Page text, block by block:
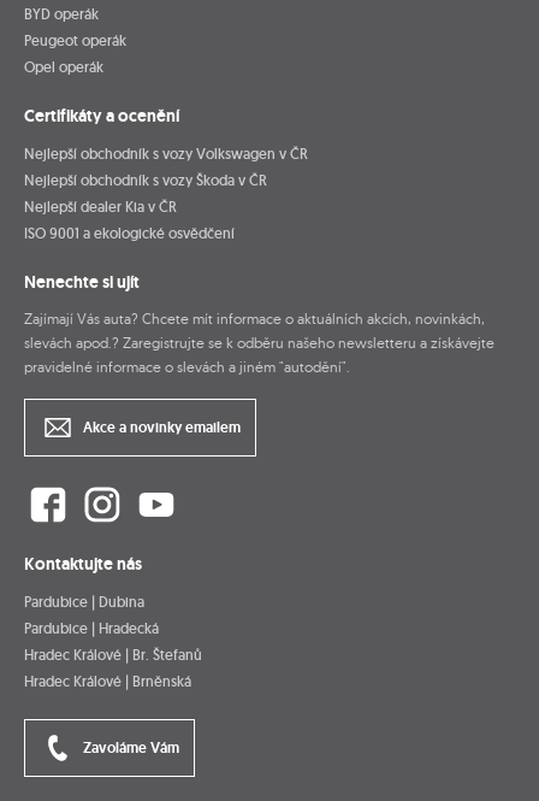
BYD operák
Peugeot operák
Opel operák
Certifikáty a ocenění
Nejlepší obchodník s vozy Volkswagen v ČR
Nejlepší obchodník s vozy Škoda v ČR
Nejlepší dealer Kia v ČR
ISO 9001 a ekologické osvědčení
Nenechte si ujít
Zajímají Vás auta? Chcete mít informace o aktuálních akcích, novinkách,
slevách apod.? Zaregistrujte se k odběru našeho newsletteru a získávejte
pravidelné informace o slevách a jiném "autodění".
Akce a novinky emailem
Kontaktujte nás
Pardubice | Dubina
Pardubice | Hradecká
Hradec Králové | Br. Štefanů
Hradec Králové | Brněnská
Zavoláme Vám